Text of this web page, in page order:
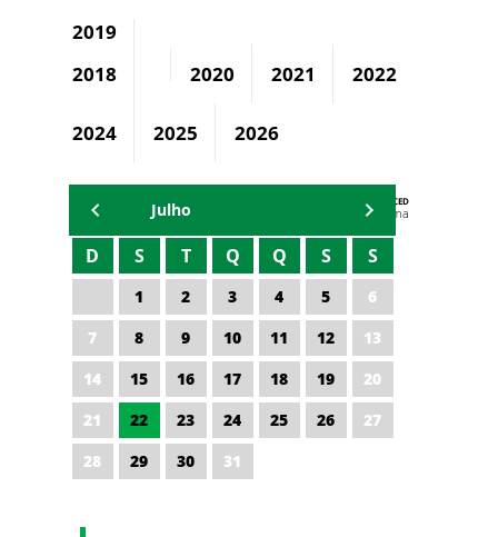
2019
2018
2020 2021 2022
2024 2025 2026
AGENDA DA CODED/CED
Vagna Lima
Julho
D S T Q Q S S
1 2 3 4 5
6
7
8 9 10 11 12
13
14
15 16 17 18 19
20
21
22 23 24 25 26
27
28
29 30 31